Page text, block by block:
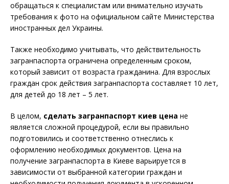
обращаться к специалистам или внимательно изучать
требования к фото на официальном сайте Министерства
иностранных дел Украины.
Также необходимо учитывать, что действительность
загранпаспорта ограничена определенным сроком,
который зависит от возраста гражданина. Для взрослых
граждан срок действия загранпаспорта составляет 10 лет,
для детей до 18 лет – 5 лет.
В целом, сделать загранпаспорт киев цена не
является сложной процедурой, если вы правильно
подготовились и соответственно отнеслись к
оформлению необходимых документов. Цена на
получение загранпаспорта в Киеве варьируется в
зависимости от выбранной категории граждан и